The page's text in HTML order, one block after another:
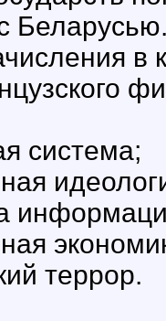
в
система;
террор.